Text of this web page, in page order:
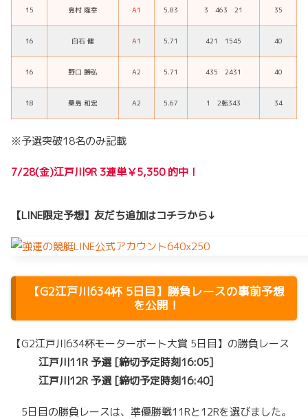
15 島村 隆幸 A1 5.83 3 463 21 35
16 白石 健 A1 5.71 421 1545 40
16 野口 勝弘 A2 5.71 435 2431 40
18 桑島 和宏 A2 5.67 1 2転343 34
※予選突破18名のみ記載
7/28(金)江戸川9R 3連単￥5,350 的中！
【LINE限定予想】友だち追加はコチラから↓
【G2江戸川634杯 5日目】勝負レースの事前予想
を公開！
【G2江戸川634杯モーターボート大賞 5日目】の勝負レース
江戸川11R 予選 [締切予定時刻16:05]
江戸川12R 予選 [締切予定時刻16:40]
5日目の勝負レースは、準優勝戦11Rと12Rを選びました。